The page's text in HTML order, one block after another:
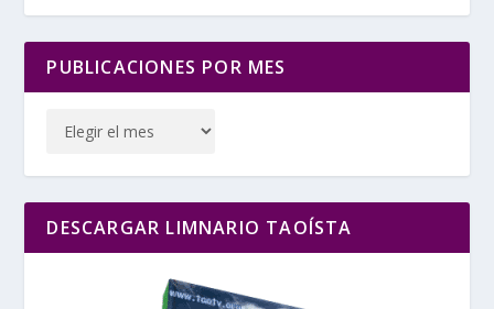
PUBLICACIONES POR MES
DESCARGAR LIMNARIO TAOÍSTA